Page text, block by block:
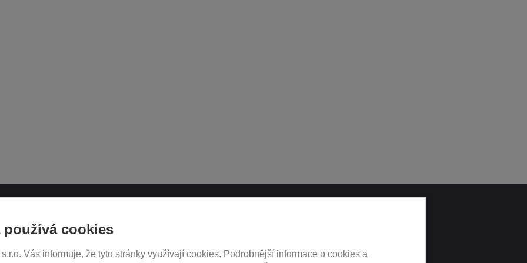
používá cookies
Vás informuje, že tyto stránky využívají cookies. Podrobnější informace o cookies a